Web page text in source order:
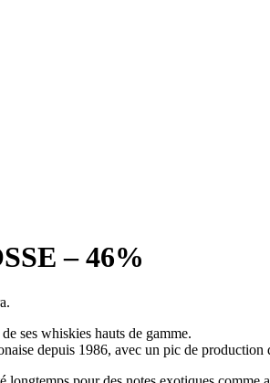
– 46%
ses whiskies hauts de gamme.
depuis 1986, avec un pic de production